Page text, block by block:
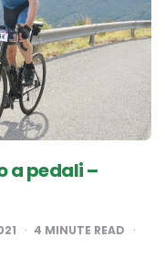
a pedali –
4 MINUTE READ